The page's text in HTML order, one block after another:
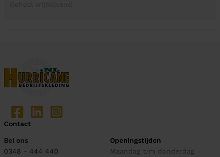
Contact
Bel ons
0348 - 444 440
Openingstijden
Maandag t/m donderdag